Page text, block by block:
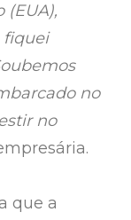
fiquei
no
no
que a